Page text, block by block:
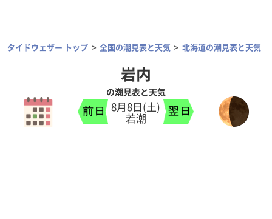
タイドウェザー トップ 全国の潮見表と天気 北海道の潮見表と天気
岩内
の潮見表と天気
8月8日(土)
若潮